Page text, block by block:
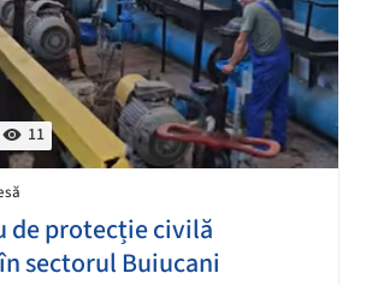
11
de protecție civilă
sectorul Buiucani